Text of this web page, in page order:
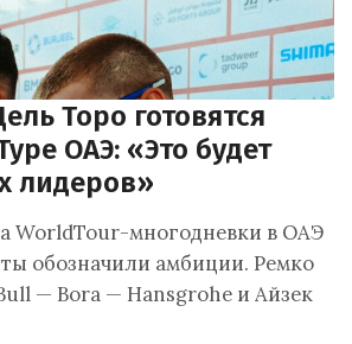
Торо готовятся
ОАЭ: «Это будет
лидеров»
WorldTour-многодневки в ОАЭ
обозначили амбиции. Ремко
— Bora — Hansgrohe и Айзек